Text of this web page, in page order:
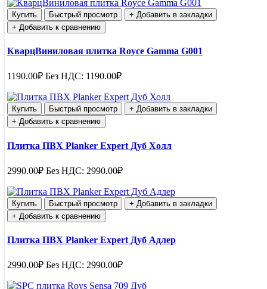
Купить Быстрый просмотр
+ Добавить в закладки
+ Добавить к сравнению
КварцВиниловая плитка Royce Gamma G001
1190.00₽ Без НДС: 1190.00₽
Купить Быстрый просмотр
+ Добавить в закладки
+ Добавить к сравнению
Плитка ПВХ Planker Expert Дуб Холл
2990.00₽ Без НДС: 2990.00₽
Купить Быстрый просмотр
+ Добавить в закладки
+ Добавить к сравнению
Плитка ПВХ Planker Expert Дуб Адлер
2990.00₽ Без НДС: 2990.00₽